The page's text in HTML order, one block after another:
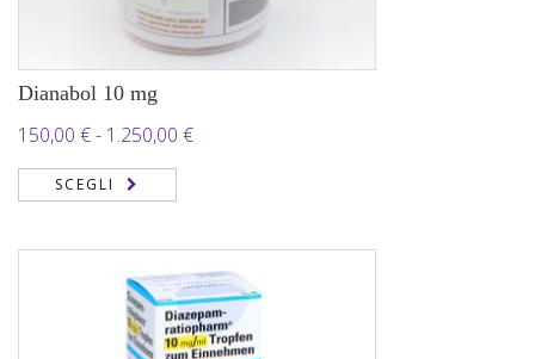
Dianabol 10 mg
150,00 €- 1.250,00 €Fascia
150,00 €
a
1.250,00 €
SCEGLI